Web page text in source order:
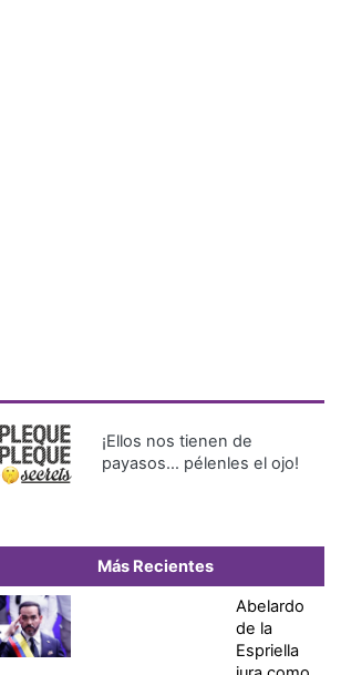
¡Ellos nos tienen de
payasos… pélenles el ojo!
Más Recientes
Abelardo
de la
Espriella